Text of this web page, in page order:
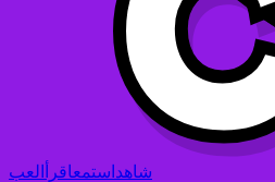
شاهد استمعاقرأ
العب